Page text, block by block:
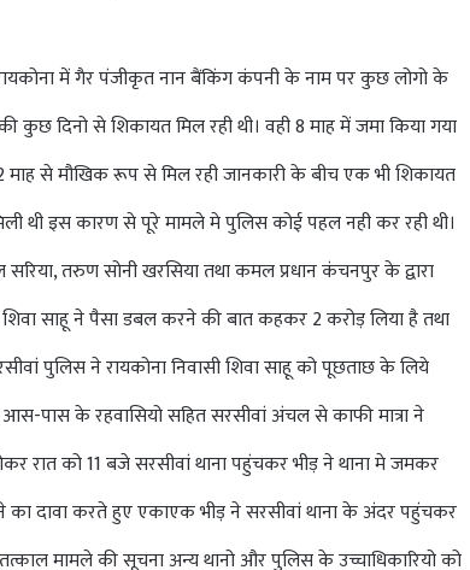
में गैर पंजीकृत नान बैंकिंग कंपनी के नाम पर कुछ लोगो के
कुछ दिनो से शिकायत मिल रही थी। वही 8 माह में जमा किया गया
माह से मौखिक रूप से मिल रही जानकारी के बीच एक भी शिकायत
थी इस कारण से पूरे मामले मे पुलिस कोई पहल नही कर रही थी।
तरुण सोनी खरसिया तथा कमल प्रधान कंचनपुर के द्वारा
शिवा साहू ने पैसा डबल करने की बात कहकर 2 करोड़ लिया है तथा
पुलिस ने रायकोना निवासी शिवा साहू को पूछताछ के लिये
पास के रहवासियो सहित सरसीवां अंचल से काफी मात्रा ने
रात को 11 बजे सरसीवां थाना पहुंचकर भीड़ ने थाना मे जमकर
का दावा करते हुए एकाएक भीड़ ने सरसीवां थाना के अंदर पहुंचकर
मामले की सूचना अन्य थानो और पुलिस के उच्चाधिकारियो को